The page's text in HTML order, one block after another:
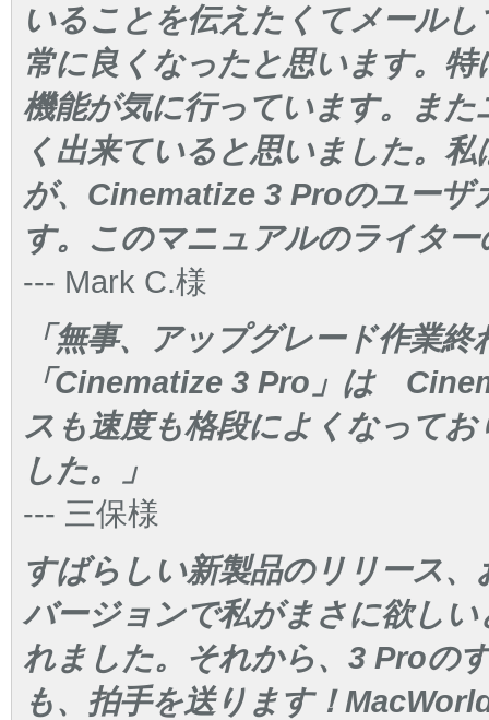
いることを伝えたくてメール
常に良くなったと思います。
機能が気に行っています。ま
く出来ていると思いました。
が、Cinematize 3 Proのユーザ
す。このマニュアルのライタ
--- Mark C.様
「無事、アップグレード作業
「Cinematize 3 Pro」は
スも速度も格段によくなって
した。」
--- 三保様
すばらしい新製品のリリース
バージョンで私がまさに欲し
れました。それから、3 Proの
も、拍手を送ります！